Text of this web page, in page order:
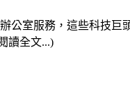
公室服務，這些科技
讀全文...)